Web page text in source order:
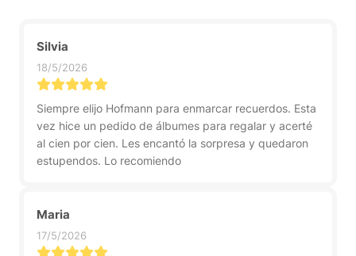
Silvia
18/5/2026
Siempre elijo Hofmann para enmarcar recuerdos. Esta
vez hice un pedido de álbumes para regalar y acerté
al cien por cien. Les encantó la sorpresa y quedaron
estupendos. Lo recomiendo
Maria
17/5/2026